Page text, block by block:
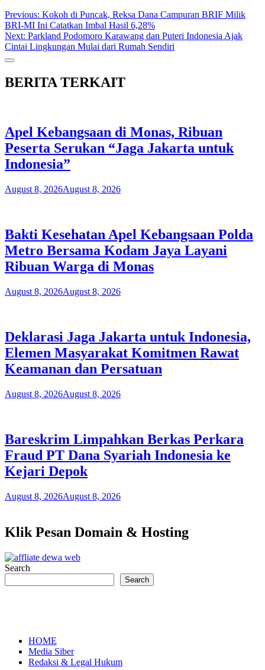
Post
navigation
Previous: Kokoh di Puncak, Reksa Dana Campuran BRIF Milik
BRI-MI Ini Catatkan Imbal Hasil 6,28%
Next: Parkland Podomoro Karawang dan Puteri Indonesia Ajak
Cintai Lingkungan Mulai dari Rumah Sendiri
BERITA TERKAIT
Apel Kebangsaan di Monas, Ribuan
Peserta Serukan “Jaga Jakarta untuk
Indonesia”
August 8, 2026August 8, 2026
Bakti Kesehatan Apel Kebangsaan Polda
Metro Bersama Kodam Jaya Layani
Ribuan Warga di Monas
August 8, 2026August 8, 2026
Deklarasi Jaga Jakarta untuk Indonesia,
Elemen Masyarakat Komitmen Rawat
Keamanan dan Persatuan
August 8, 2026August 8, 2026
Bareskrim Limpahkan Berkas Perkara
Fraud PT Dana Syariah Indonesia ke
Kejari Depok
August 8, 2026August 8, 2026
Klik Pesan Domain & Hosting
Search
Search
HOME
Media Siber
Redaksi & Legal Hukum